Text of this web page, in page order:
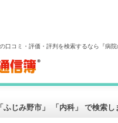
口コミ・評価・評判を検索するなら『病院
「埼玉県」 「ふじみ野市」 「